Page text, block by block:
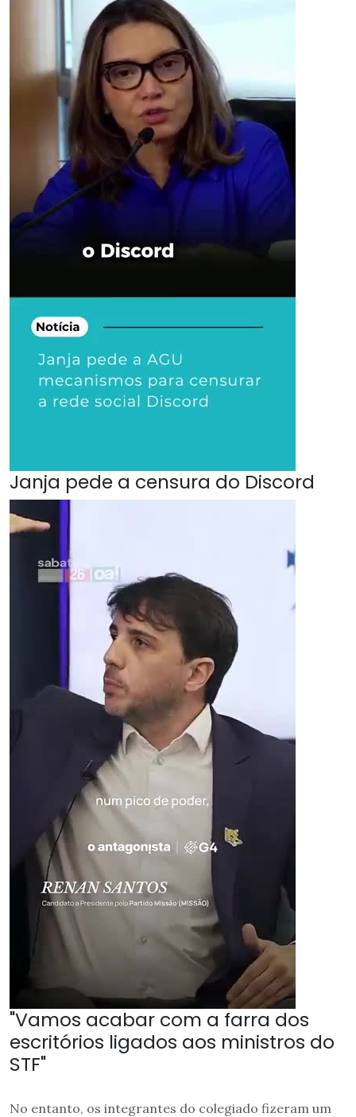
Janja pede a censura do Discord
"Vamos acabar com a farra dos
escritórios ligados aos ministros do
STF"
No entanto, os integrantes do colegiado fizeram um